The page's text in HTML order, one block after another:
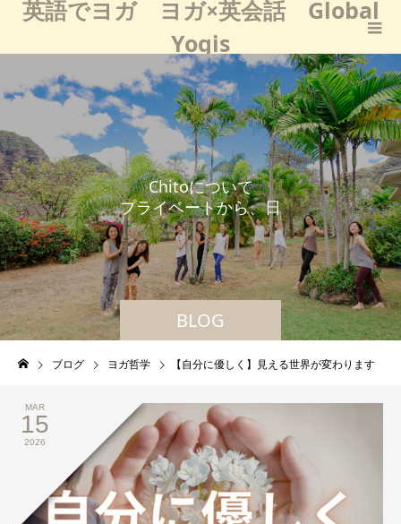
英語でヨガ ヨガ×英会話 Global
Yogis
BLOG
Chitoについて
プライベートから、日々の学びなど
ブログ ヨガ哲学 【自分に優しく】見える世界が変わります
MAR
15
2026